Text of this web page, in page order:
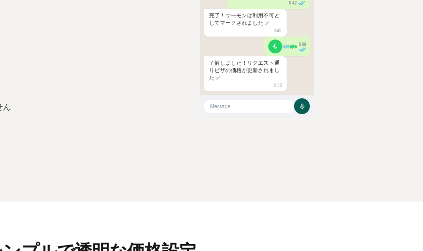
ん
9:42
完了！サーモンは利用不可と
してマークされました ✅
9:42
0:08
了解しました！リクエスト通
りピザの価格が更新されまし
た ✅
9:43
Message